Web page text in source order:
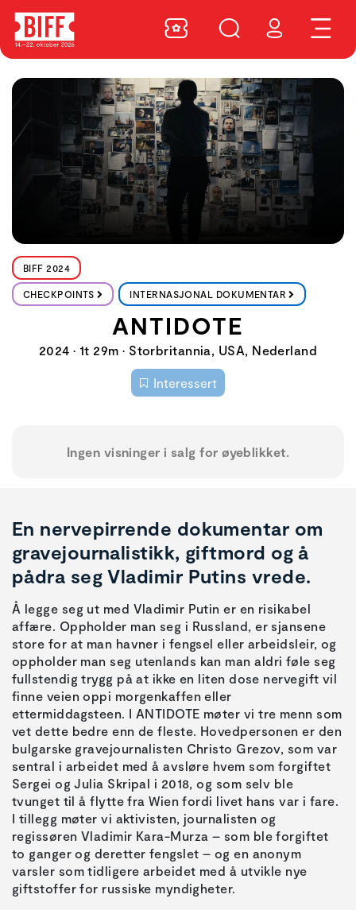
BIFF 2024
CHECKPOINTS INTERNASJONAL DOKUMENTAR
ANTIDOTE
2024 • 1t 29m • Storbritannia, USA, Nederland
Interessert
Ingen visninger i salg for øyeblikket.
En nervepirrende dokumentar om
gravejournalistikk, giftmord og å
pådra seg Vladimir Putins vrede.
Å legge seg ut med Vladimir Putin er en risikabel
affære. Oppholder man seg i Russland, er sjansene
store for at man havner i fengsel eller arbeidsleir, og
oppholder man seg utenlands kan man aldri føle seg
fullstendig trygg på at ikke en liten dose nervegift vil
finne veien oppi morgenkaffen eller
ettermiddagsteen. I ANTIDOTE møter vi tre menn som
vet dette bedre enn de fleste. Hovedpersonen er den
bulgarske gravejournalisten Christo Grezov, som var
sentral i arbeidet med å avsløre hvem som forgiftet
Sergei og Julia Skripal i 2018, og som selv ble
tvunget til å flytte fra Wien fordi livet hans var i fare.
I tillegg møter vi aktivisten, journalisten og
regissøren Vladimir Kara-Murza – som ble forgiftet
to ganger og deretter fengslet – og en anonym
varsler som tidligere arbeidet med å utvikle nye
giftstoffer for russiske myndigheter.